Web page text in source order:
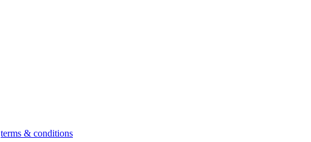
terms & conditions